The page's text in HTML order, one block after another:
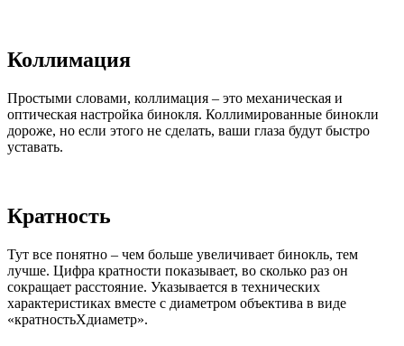
Коллимация
Простыми словами, коллимация – это механическая и
оптическая настройка бинокля. Коллимированные бинокли
дороже, но если этого не сделать, ваши глаза будут быстро
уставать.
Кратность
Тут все понятно – чем больше увеличивает бинокль, тем
лучше. Цифра кратности показывает, во сколько раз он
сокращает расстояние. Указывается в технических
характеристиках вместе с диаметром объектива в виде
«кратностьХдиаметр».